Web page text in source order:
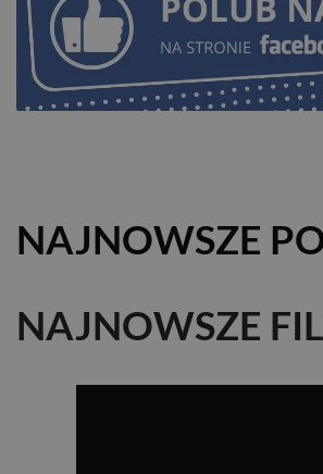
NAJNOWSZE
NAJNOWSZE